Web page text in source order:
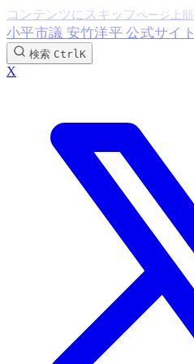
コンテンツにスキップ
小平市議 安竹洋平 公式サイト
検索 CtrlK
X